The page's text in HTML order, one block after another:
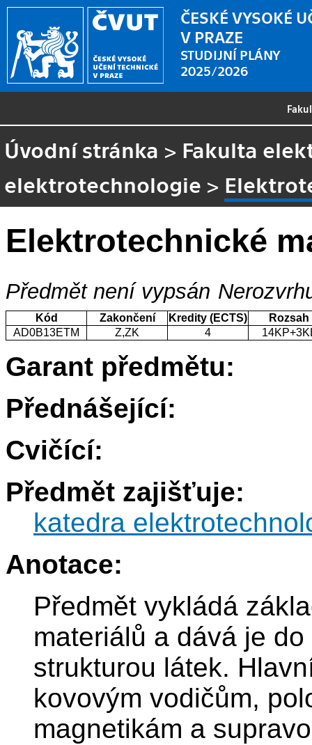
ČESKÉ VYSOKÉ
V PRAZE
STUDIJNÍ PLÁNY
2025/2026
Úvodní stránka > Fakulta
elektrotechnologie >
Elektrotechnické
Předmět není vypsán
Kód Zakončení Kredity (ECTS)
Rozsah
AD0B13ETM
Z,ZK 4
Garant předmětu:
Přednášející:
Cvičící:
Předmět zajišťuje:
katedra
Anotace:
Předmět vykládá
materiálů a dává je
strukturou látek.
kovovým vodičům,
magnetikám a